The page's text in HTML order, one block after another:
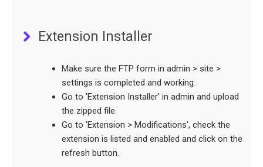
Extension Installer
Make sure the FTP form in admin > site >
settings is completed and working.
Go to 'Extension Installer' in admin and upload
the zipped file.
Go to 'Extension > Modifications', check the
extension is listed and enabled and click on the
refresh button.